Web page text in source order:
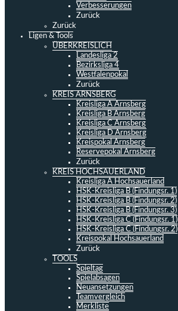
Verbesserungen
Zurück
Zurück
Ligen & Tools
ÜBERKREISLICH
Landesliga 2
Bezirksliga 4
Westfalenpokal
Zurück
KREIS ARNSBERG
Kreisliga A Arnsberg
Kreisliga B Arnsberg
Kreisliga C Arnsberg
Kreisliga D Arnsberg
Kreispokal Arnsberg
Reservepokal Arnsberg
Zurück
KREIS HOCHSAUERLAND
Kreisliga A Hochsauerland
HSK-Kreisliga B (Findungsr. 1)
HSK-Kreisliga B (Findungsr. 2)
HSK-Kreisliga B (Findungsr. 3)
HSK-Kreisliga C (Findungsr. 1)
HSK-Kreisliga C (Findungsr. 2)
Kreispokal Hochsauerland
Zurück
TOOLS
Spieltag
Spielabsagen
Neuansetzungen
Teamvergleich
Merkliste